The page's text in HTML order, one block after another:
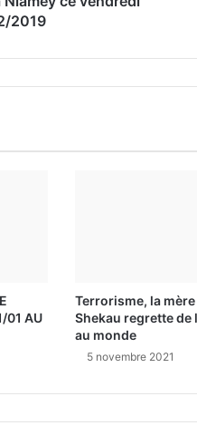
2019
01 AU
Terrorisme, la mère
Shekau regrette de
au monde
5 novembre 2021